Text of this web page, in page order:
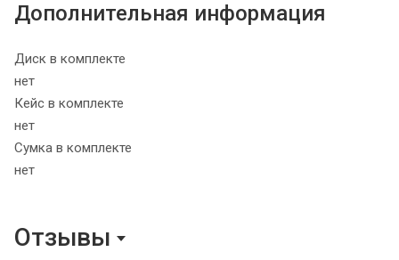
Дополнительная информация
Диск в комплекте
нет
Кейс в комплекте
нет
Сумка в комплекте
нет
Отзывы